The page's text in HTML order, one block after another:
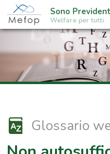
Sono
Welfare per tutti
Glossario